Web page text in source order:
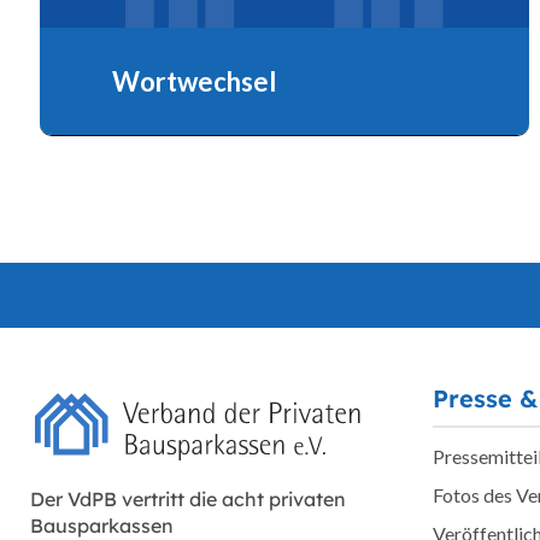
Wortwechsel
Der VdPB vertritt die acht privaten
Bausparkassen
Presse
Fotos des